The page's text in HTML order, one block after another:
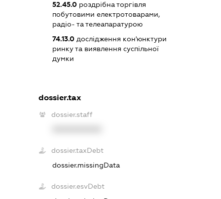
52.45.0 роздрібна торгівля
побутовими електротоварами,
радіо- та телеапаратурою
74.13.0 дослідження кон'юнктури
ринку та виявлення суспільної
думки
dossier.tax
dossier.staff
dossier.taxDebt
dossier.missingData
dossier.esvDebt